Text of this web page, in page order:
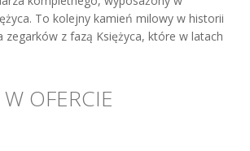
To kolejny kamień milowy w historii
zegarków z fazą Księżyca, które w latach
OFERCIE